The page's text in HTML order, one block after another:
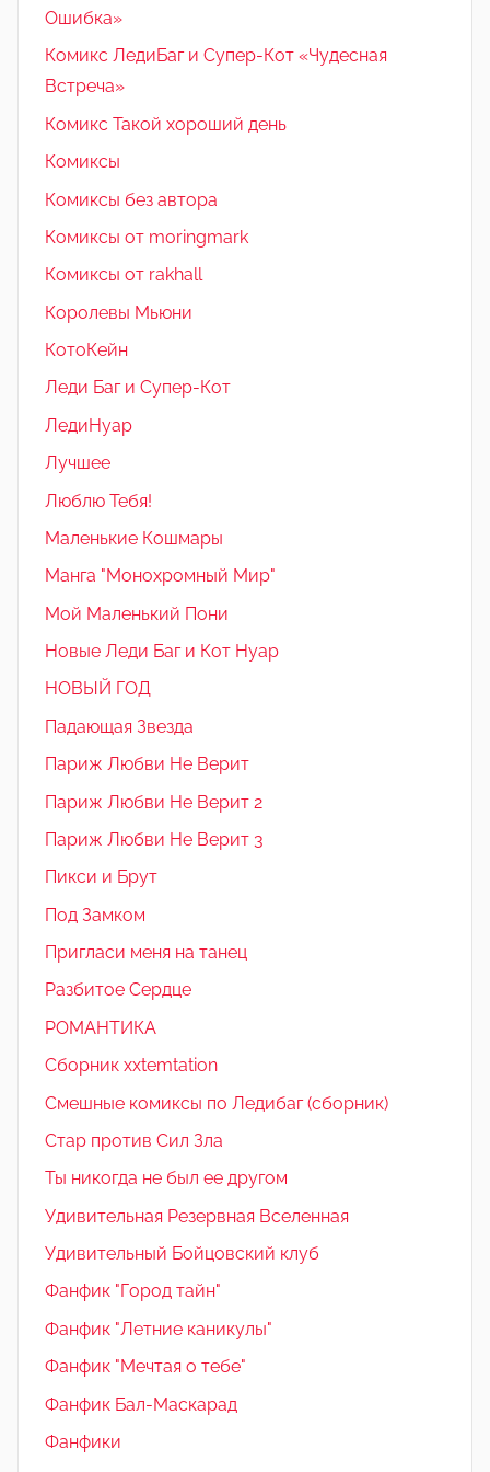
Ошибка»
Комикс ЛедиБаг и Супер-Кот «Чудесная
Встреча»
Комикс Такой хороший день
Комиксы
Комиксы без автора
Комиксы от moringmark
Комиксы от rakhall
Королевы Мьюни
КотоКейн
Леди Баг и Супер-Кот
ЛедиНуар
Лучшее
Люблю Тебя!
Маленькие Кошмары
Манга "Монохромный Мир"
Мой Маленький Пони
Новые Леди Баг и Кот Нуар
НОВЫЙ ГОД
Падающая Звезда
Париж Любви Не Верит
Париж Любви Не Верит 2
Париж Любви Не Верит 3
Пикси и Брут
Под Замком
Пригласи меня на танец
Разбитое Сердце
РОМАНТИКА
Сборник xxtemtation
Смешные комиксы по Ледибаг (сборник)
Стар против Сил Зла
Ты никогда не был ее другом
Удивительная Резервная Вселенная
Удивительный Бойцовский клуб
Фанфик "Город тайн"
Фанфик "Летние каникулы"
Фанфик "Мечтая о тебе"
Фанфик Бал-Маскарад
Фанфики